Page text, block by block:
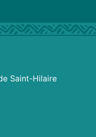
Saint-Hilaire